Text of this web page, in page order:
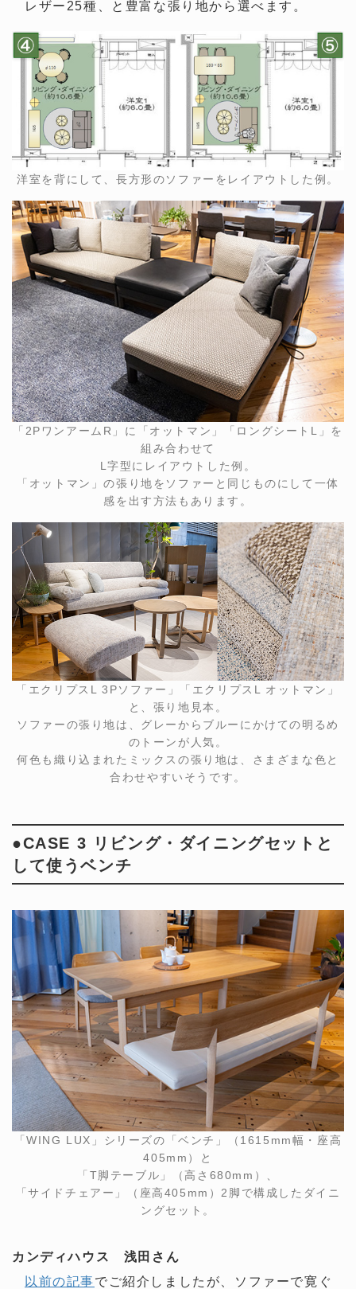
レザー25種、と豊富な張り地から選べます。
洋室を背にして、長方形のソファーをレイアウトした例。
「2PワンアームR」に「オットマン」「ロングシートL」を
組み合わせて
L字型にレイアウトした例。
「オットマン」の張り地をソファーと同じものにして一体
感を出す方法もあります。
「エクリプスL 3Pソファー」「エクリプスL オットマン」
と、張り地見本。
ソファーの張り地は、グレーからブルーにかけての明るめ
のトーンが人気。
何色も織り込まれたミックスの張り地は、さまざまな色と
合わせやすいそうです。
●CASE 3 リビング・ダイニングセットと
して使うベンチ
「WING LUX」シリーズの「ベンチ」（1615mm幅・座高
405mm）と
「T脚テーブル」（高さ680mm）、
「サイドチェアー」（座高405mm）2脚で構成したダイニ
ングセット。
カンディハウス 浅田さん
以前の記事でご紹介しましたが、ソファーで寛ぐ